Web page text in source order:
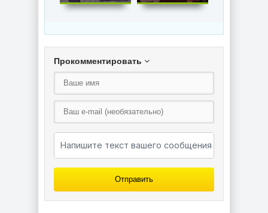
Прокомментировать
Отправить